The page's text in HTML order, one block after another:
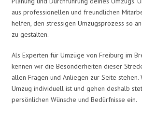
aus professionellen und freundlichen
helfen, den stressigen Umzugsprozess so
zu gestalten.
Als Experten für Umzüge von Freiburg im
kennen wir die Besonderheiten dieser
allen Fragen und Anliegen zur Seite stehen.
Umzug individuell ist und gehen deshalb
persönlichen Wünsche und Bedürfnisse ein.